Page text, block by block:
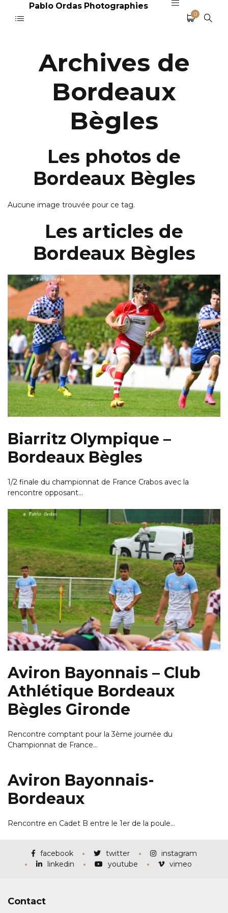
Pablo Ordas Photographies
0
Archives de
Bordeaux
Bègles
Les photos de
Bordeaux Bègles
Aucune image trouvée pour ce tag.
Les articles de
Bordeaux Bègles
Biarritz Olympique –
Bordeaux Bègles
1/2 finale du championnat de France Crabos avec la
rencontre opposant…
Aviron Bayonnais – Club
Athlétique Bordeaux
Bègles Gironde
Rencontre comptant pour la 3ème journée du
Championnat de France…
Aviron Bayonnais-
Bordeaux
Rencontre en Cadet B entre le 1er de la poule…
facebook twitter
instagram
linkedin
youtube vimeo
Contact